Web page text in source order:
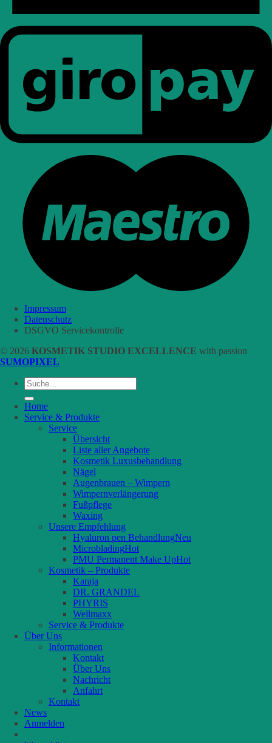
Impressum
Datenschutz
DSGVO Servicekontrolle
© 2026 KOSMETIK STUDIO EXCELLENCE with passion
SUMOPIXEL
Suche
nach:
Home
Service & Produkte
Service
Übersicht
Liste aller Angebote
Kosmetik Luxusbehandlung
Nägel
Augenbrauen – Wimpern
Wimpernverlängerung
Fußpflege
Waxing
Unsere Empfehlung
Hyaluron pen Behandlung
Microblading
PMU Permanent Make Up
Kosmetik – Produkte
Karaja
DR. GRANDEL
PHYRIS
Wellmaxx
Service & Produkte
Über Uns
Informationen
Kontakt
Über Uns
Nachricht
Anfahrt
Kontakt
News
Anmelden